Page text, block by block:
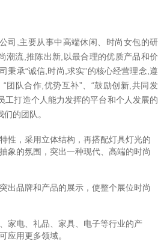
司,主要从事中高端休闲、时尚女包的研
潮流,推陈出新,以最合理的优质产品和价
秉承“诚信,时尚,求实”的核心经营理念,遵
团队合作,优势互补”、“鼓励创新,共同发
工打造个人能力发挥的平台和个人发展的
们的团队。
性，采用立体结构，再搭配灯具灯光的
象的氛围，突出一种现代、高端的时尚
出品牌和产品的展示，使整个展位时尚
家电、礼品、家具、电子等行业的产
应用更多领域。